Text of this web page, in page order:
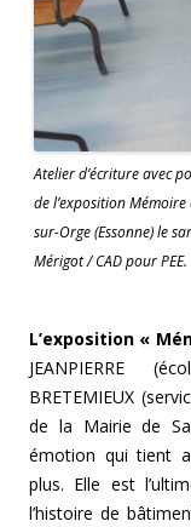
Atelier d’écriture avec
de l’exposition Mémoire
sur-Orge (Essonne) le
Mérigot / CAD pour PEE.
L’exposition «
JEANPIERRE
BRETEMIEUX
de la Mairie de
émotion qui tient
plus. Elle est
l’histoire de